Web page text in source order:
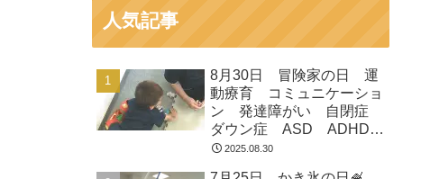
人気記事
8月30日 冒険家の日 運
動療育 コミュニケーショ
ン 発達障がい 自閉症
ダウン症 ASD ADHD
放課後等デイサービス 児
2025.08.30